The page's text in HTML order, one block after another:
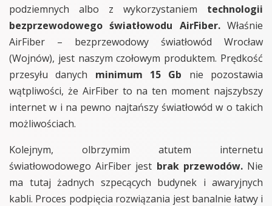
podziemnych albo z wykorzystaniem technologii
bezprzewodowego światłowodu AirFiber.Właśnie
AirFiber – bezprzewodowy światłowód Wrocław
(Wojnów), jest naszym czołowym produktem. Prędkość
przesyłu danych minimum 15 Gb nie pozostawia
wątpliwości, że AirFiber to na ten moment najszybszy
internet w i na pewno najtańszy światłowód w o takich
możliwościach.
Kolejnym, olbrzymim atutem internetu
światłowodowego AirFiber jest brak przewodów.Nie
ma tutaj żadnych szpecących budynek i awaryjnych
kabli. Proces podpięcia rozwiązania jest banalnie łatwy i